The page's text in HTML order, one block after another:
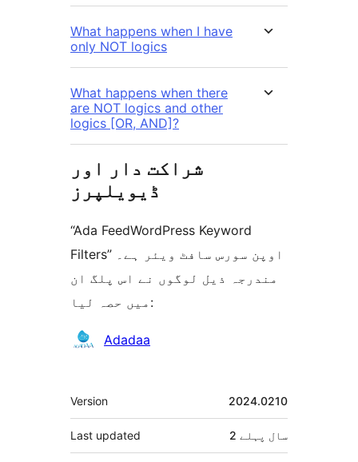
What happens when I have
only NOT logics
What happens when there
are NOT logics and other
logics [OR, AND]?
شراکت دار اور
ڈیویلپرز
“Ada FeedWordPress Keyword
Filters” اوپن سورس سافٹ ویئر ہے۔
مندرجہ ذیل لوگوں نے اس پلگ ان
میں حصہ لیا:
شراکتAdadaa
میٹا
Version 2024.0210
Last updated 2 سال پہلے